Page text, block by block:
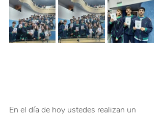
En el día de hoy ustedes realizan un